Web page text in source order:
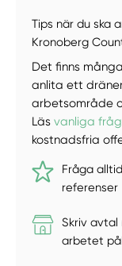
Tips när du ska
Kronoberg
Det finns
anlita ett
arbetsområde
Läsvanliga
kostnadsfria
Fråga
referenser
Skriv
arbetet